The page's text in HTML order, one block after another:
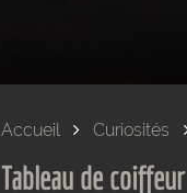
Accueil Curiosités
Tableau de coiffeur